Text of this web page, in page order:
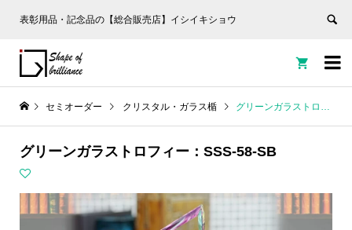
表彰用品・記念品の【総合販売店】イシイキショウ


セミオーダー クリスタル・ガラス楯 グリーンガラストロフィー：SSS-58-SB
グリーンガラストロフィー：SSS-58-SB